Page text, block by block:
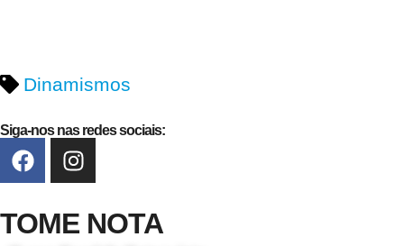
Dinamismos
Siga-nos nas redes sociais:
TOME NOTA